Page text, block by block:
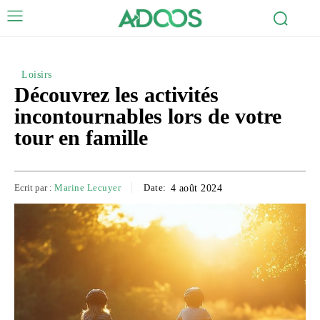
Loisirs
Découvrez les activités
incontournables lors de votre
tour en famille
Ecrit par : Marine Lecuyer Date: 4 août 2024